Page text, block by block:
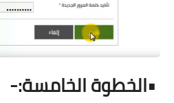
•الخطوة الخامسة:-